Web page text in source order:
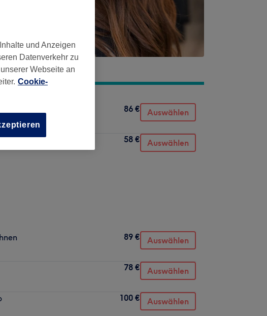
86 € Auswählen
58 € Auswählen
89 € Auswählen
78 € Auswählen
100 € Auswählen
und Anzeigen
Datenverkehr zu
Webseite an
Cookie-